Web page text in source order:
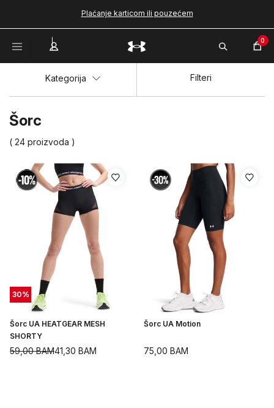
Plaćanje karticom ili pouzećem
0
Šorc
( 24 proizvoda )
Kategorija Filteri
30%
Šorc UA HEATGEAR MESH
SHORTY
41,30 BAM
59,00BAM
Šorc UA Motion
75,00 BAM